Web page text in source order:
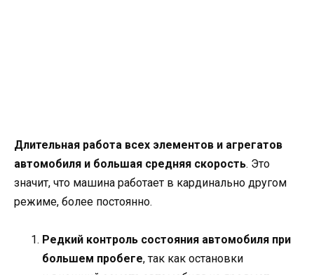
Длительная работа всех элементов и агрегатов
автомобиля и большая средняя скорость. Это
значит, что машина работает в кардинально другом
режиме, более постоянно.
Редкий контроль состояния автомобиля при
большем пробеге, так как остановки